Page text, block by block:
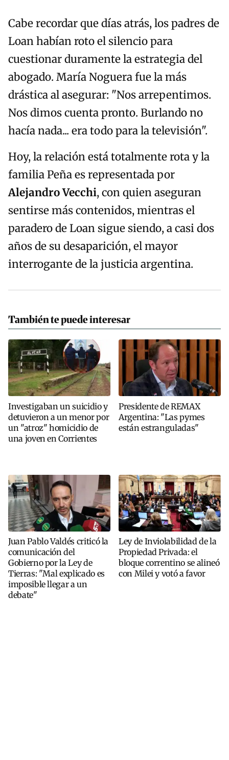
Cabe recordar que días atrás, los padres de
Loan habían roto el silencio para
cuestionar duramente la estrategia del
abogado. María Noguera fue la más
drástica al asegurar: "Nos arrepentimos.
Nos dimos cuenta pronto. Burlando no
hacía nada... era todo para la televisión".
Hoy, la relación está totalmente rota y la
familia Peña es representada por
Alejandro Vecchi, con quien aseguran
sentirse más contenidos, mientras el
paradero de Loan sigue siendo, a casi dos
años de su desaparición, el mayor
interrogante de la justicia argentina.
También te puede interesar
Investigaban un suicidio y
detuvieron a un menor por
un "atroz" homicidio de
una joven en Corrientes
Presidente de REMAX
Argentina: "Las pymes
están estranguladas"
Juan Pablo Valdés criticó la
comunicación del
Gobierno por la Ley de
Tierras: "Mal explicado es
imposible llegar a un
debate"
Ley de Inviolabilidad de la
Propiedad Privada: el
bloque correntino se alineó
con Milei y votó a favor